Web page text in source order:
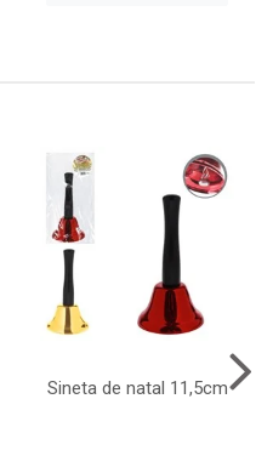
Sineta de natal 11,5cm